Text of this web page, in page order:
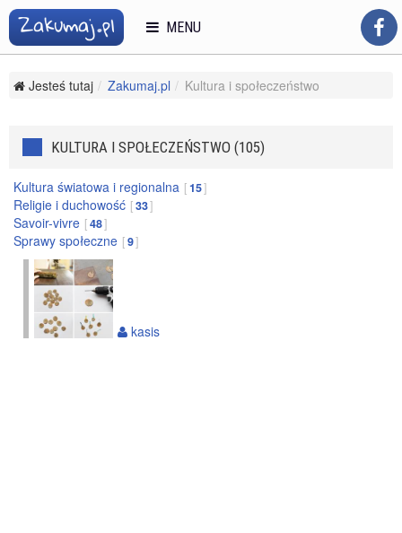
Jesteś tutaj Zakumaj.pl Kultura i społeczeństwo
KULTURA I SPOŁECZEŃSTWO (105)
Kultura światowa i regionalna 15
Religie i duchowość 33
Savoir-vivre 48
Sprawy społeczne 9
kasis
MENU